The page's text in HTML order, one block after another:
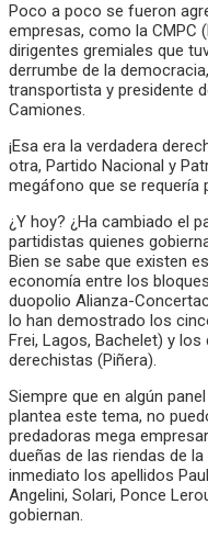
Poco a poco se fueron
empresas, como la CMPC
dirigentes gremiales que
derrumbe de la
transportista y presidente
Camiones.
¡Esa era la verdadera
otra, Partido Nacional y
megáfono que se requería
¿Y hoy? ¿Ha cambiado el
partidistas quienes
Bien se sabe que existen
economía entre los
duopolio Alianza-
lo han demostrado los
Frei, Lagos, Bachelet) y
derechistas (Piñera).
Siempre que en algún
plantea este tema, no
predadoras mega
dueñas de las riendas de
inmediato los apellidos
Angelini, Solari, Ponce
gobiernan.